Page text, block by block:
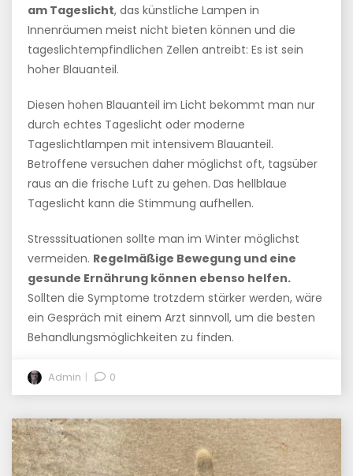
am Tageslicht, das künstliche Lampen in
Innenräumen meist nicht bieten können und die
tageslichtempfindlichen Zellen antreibt: Es ist sein
hoher Blauanteil.
Diesen hohen Blauanteil im Licht bekommt man nur
durch echtes Tageslicht oder moderne
Tageslichtlampen mit intensivem Blauanteil.
Betroffene versuchen daher möglichst oft, tagsüber
raus an die frische Luft zu gehen. Das hellblaue
Tageslicht kann die Stimmung aufhellen.
Stresssituationen sollte man im Winter möglichst
vermeiden. Regelmäßige Bewegung und eine
gesunde Ernährung können ebenso helfen.
Sollten die Symptome trotzdem stärker werden, wäre
ein Gespräch mit einem Arzt sinnvoll, um die besten
Behandlungsmöglichkeiten zu finden.
Admin 0